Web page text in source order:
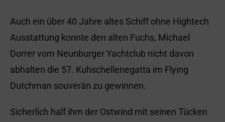
Auch ein über 40 Jahre altes Schiff ohne Hightech
Ausstattung konnte den alten Fuchs, Michael
Dorrer vom Neunburger Yachtclub nicht davon
abhalten die 57. Kuhschellenegatta im Flying
Dutchman souverän zu gewinnen.
Sicherlich half ihm der Ostwind mit seinen Tücken